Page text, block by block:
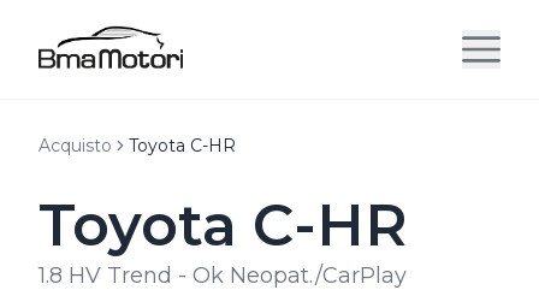
Acquisto Toyota C-HR
Toyota C-HR
1.8 HV Trend - Ok Neopat./CarPlay